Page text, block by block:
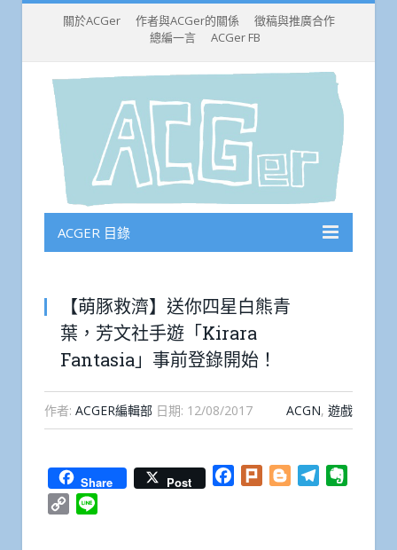
關於ACGer 作者與ACGer的關係
徵稿與推廣合作
總編一言
ACGer FB
ACGER 目錄
【萌豚救濟】送你四星白熊青
葉，芳文社手遊「Kirara
Fantasia」事前登錄開始！
作者: ACGER編輯部 日期: 12/08/2017 ACGN, 遊戲
Share Post Facebook
Plurk BloggerTelegram
Copy